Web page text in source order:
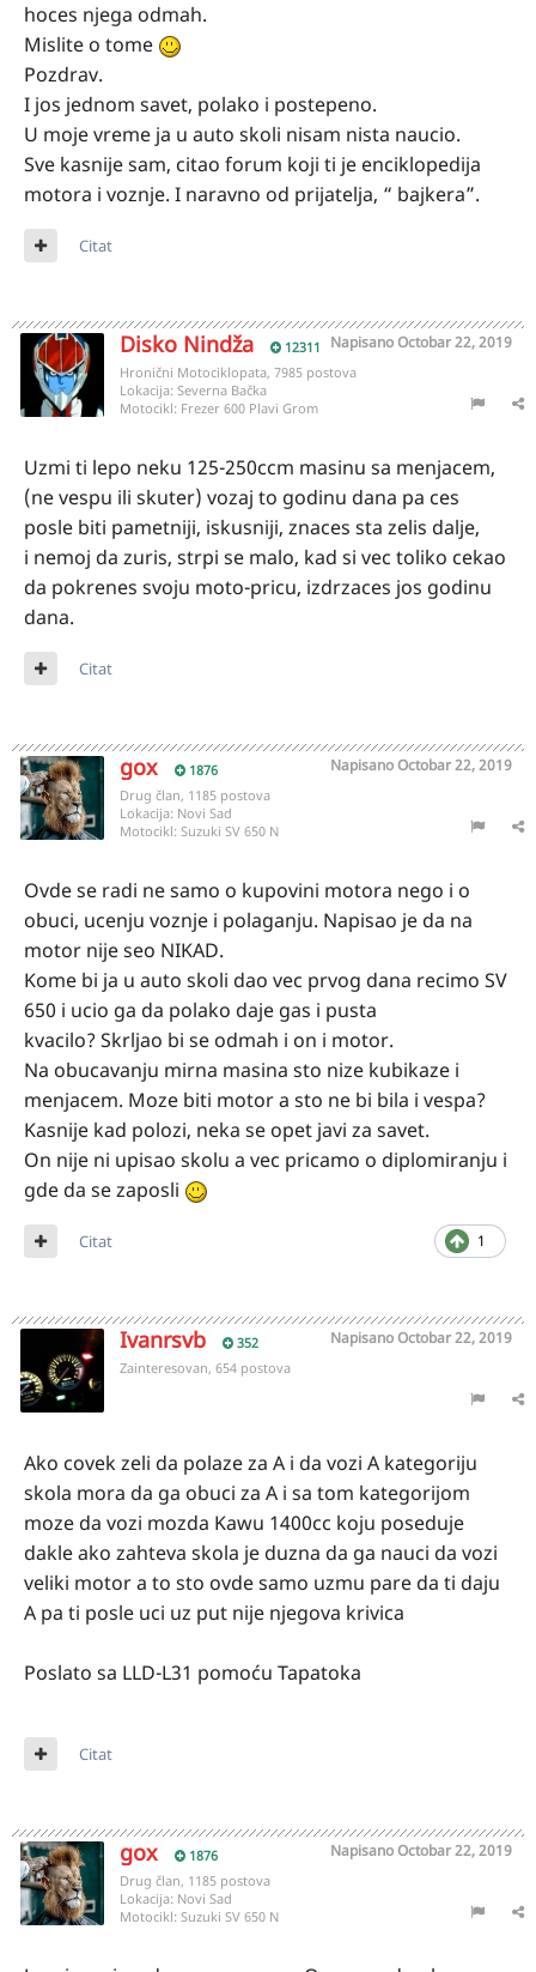
hoces njega odmah.
Mislite o tome
Pozdrav.
I jos jednom savet, polako i postepeno.
U moje vreme ja u auto skoli nisam nista naucio.
Sve kasnije sam, citao forum koji ti je enciklopedija
motora i voznje. I naravno od prijatelja, “ bajkera”.
Citat
Disko Nindža 12311 NapisanoOctobar 22, 2019
Hronični Motociklopata, 7985 postova
Lokacija: Severna Bačka
Motocikl: Frezer 600 Plavi Grom
Uzmi ti lepo neku 125-250ccm masinu sa menjacem,
(ne vespu ili skuter) vozaj to godinu dana pa ces
posle biti pametniji, iskusniji, znaces sta zelis dalje,
i nemoj da zuris, strpi se malo, kad si vec toliko cekao
da pokrenes svoju moto-pricu, izdrzaces jos godinu
dana.
Citat
gox 1876 NapisanoOctobar 22, 2019
Drug član, 1185 postova
Lokacija: Novi Sad
Motocikl: Suzuki SV 650 N
Ovde se radi ne samo o kupovini motora nego i o
obuci, ucenju voznje i polaganju. Napisao je da na
motor nije seo NIKAD.
Kome bi ja u auto skoli dao vec prvog dana recimo SV
650 i ucio ga da polako daje gas i pusta
kvacilo? Skrljao bi se odmah i on i motor.
Na obucavanju mirna masina sto nize kubikaze i
menjacem. Moze biti motor a sto ne bi bila i vespa?
Kasnije kad polozi, neka se opet javi za savet.
On nije ni upisao skolu a vec pricamo o diplomiranju i
gde da se zaposli
1
Citat
Ivanrsvb 352 NapisanoOctobar 22, 2019
Zainteresovan, 654 postova
Ako covek zeli da polaze za A i da vozi A kategoriju
skola mora da ga obuci za A i sa tom kategorijom
moze da vozi mozda Kawu 1400cc koju poseduje
dakle ako zahteva skola je duzna da ga nauci da vozi
veliki motor a to sto ovde samo uzmu pare da ti daju
A pa ti posle uci uz put nije njegova krivica
Poslato sa LLD-L31 pomoću Tapatoka
Citat
gox 1876 NapisanoOctobar 22, 2019
Drug član, 1185 postova
Lokacija: Novi Sad
Motocikl: Suzuki SV 650 N